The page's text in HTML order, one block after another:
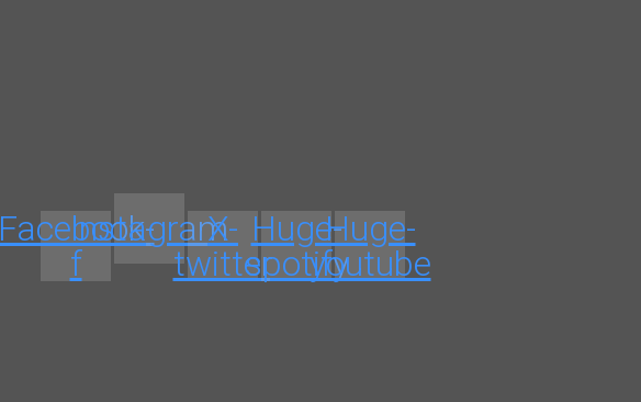
Facebook-
f
Instagram
X-
twitter
Huge-
spotify
Huge-
youtube